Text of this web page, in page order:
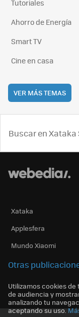
Tutoriales
Ahorro de Energía
Smart TV
Cine en casa
VER MÁS TEMAS
Xataka
Applesfera
Mundo Xiaomi
Otras
Utilizamos cookies
de audiencia y
analizando tu
aceptando su uso.